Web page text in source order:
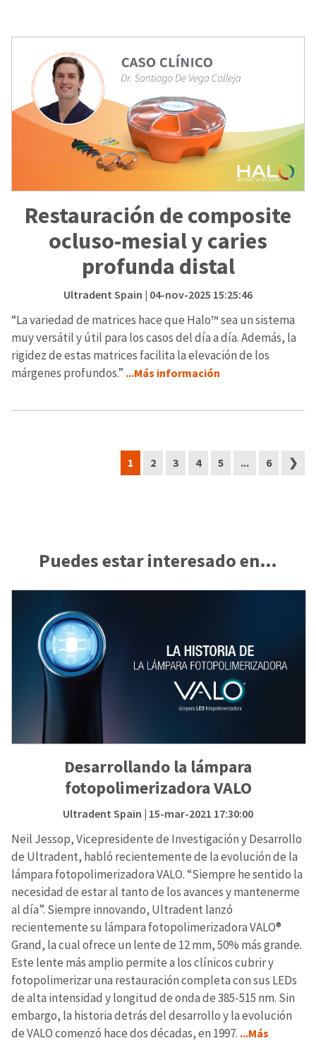
Restauración de composite
ocluso-mesial y caries
profunda distal
Ultradent Spain | 04-nov-2025 15:25:46
“La variedad de matrices hace que Halo™ sea un sistema
muy versátil y útil para los casos del día a día. Además, la
rigidez de estas matrices facilita la elevación de los
márgenes profundos.” ...Más información
1 2 3 4 5 ... 6 ❯
Puedes estar interesado en…
Desarrollando la lámpara
fotopolimerizadora VALO
Ultradent Spain | 15-mar-2021 17:30:00
Neil Jessop, Vicepresidente de Investigación y Desarrollo
de Ultradent, habló recientemente de la evolución de la
lámpara fotopolimerizadora VALO. “Siempre he sentido la
necesidad de estar al tanto de los avances y mantenerme
al día”. Siempre innovando, Ultradent lanzó
recientemente su lámpara fotopolimerizadora VALO®
Grand, la cual ofrece un lente de 12 mm, 50% más grande.
Este lente más amplio permite a los clínicos cubrir y
fotopolimerizar una restauración completa con sus LEDs
de alta intensidad y longitud de onda de 385-515 nm. Sin
embargo, la historia detrás del desarrollo y la evolución
de VALO comenzó hace dos décadas, en 1997. ...Más